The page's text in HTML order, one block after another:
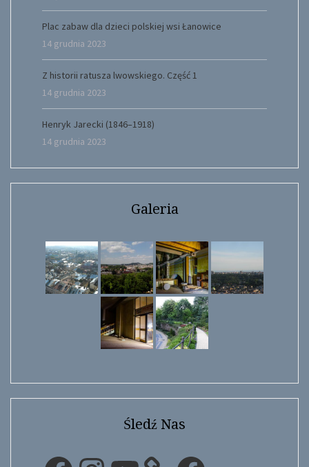
Plac zabaw dla dzieci polskiej wsi Łanowice
14 grudnia 2023
Z historii ratusza lwowskiego. Część 1
14 grudnia 2023
Henryk Jarecki (1846–1918)
14 grudnia 2023
Galeria
Śledź Nas
FacebookInstagramYouTube Facebook